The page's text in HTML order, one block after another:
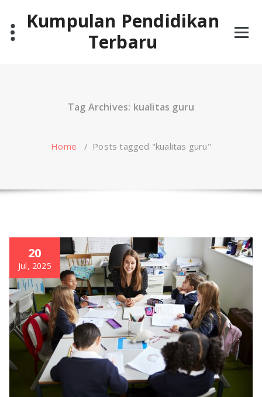
contentKumpulan Pendidikan
Terbaru
Tag Archives: kualitas guru
Home / Posts tagged "kualitas guru"
20
Jul, 2025